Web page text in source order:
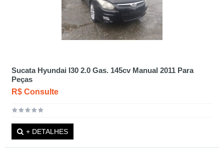
Sucata Hyundai I30 2.0 Gas. 145cv Manual 2011 Para
Peças
R$ Consulte
+ DETALHES